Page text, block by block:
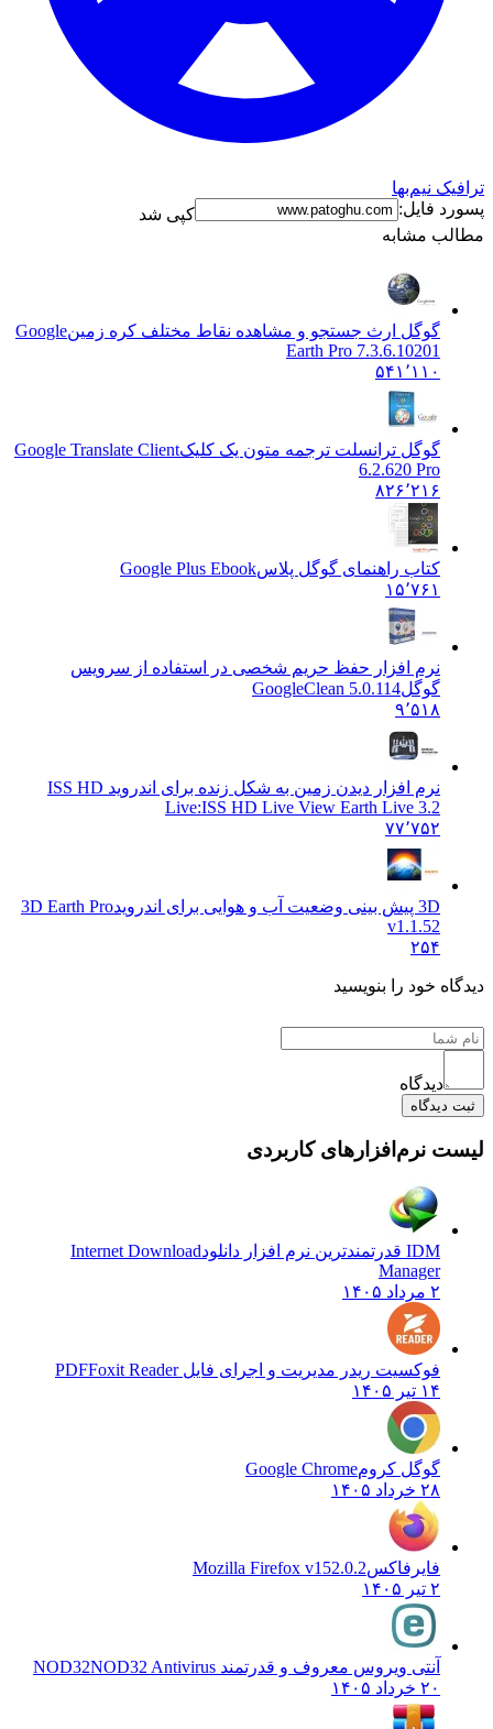
نیم‌بها
فایل:
کپی شد
مشابه
گوگل ارث جستجو و مشاهده نقاط مختلف کره زمین Google
Earth Pro 7.3.6.10201
۵۴۱٬۱۱۰
گوگل ترانسلت ترجمه متون یک کلیک Google Translate Client
6.2.620 Pro
۸۲۶٬۲۱۶
کتاب راهنمای گوگل پلاس Google Plus Ebook
۱۵٬۷۶۱
نرم افزار حفظ حریم شخصی در استفاده از سرویس
گوگلGoogleClean 5.0.114
۹٬۵۱۸
نرم افزار دیدن زمین به شکل زنده برای اندروید ISS HD
Live:ISS HD Live View Earth Live 3.2
۷۷٬۷۵۲
3D Earth Pro
v1.1.52
خود را بنویسید
دیدگاه
نرم‌افزارهای کاربردی
Internet Download
Manager
فوکسیت ریدر مدیریت و اجرای فایل PDF Foxit Reader
گوگل کروم Google Chrome
فایرفاکسMozilla Firefox v152.0.2
آنتی ویروس معروف و قدرتمند NOD32 NOD32 Antivirus